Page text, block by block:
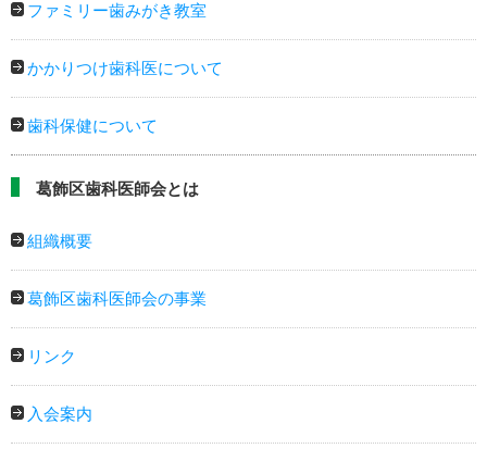
ファミリー歯みがき教室
かかりつけ歯科医について
歯科保健について
葛飾区歯科医師会とは
組織概要
葛飾区歯科医師会の事業
リンク
入会案内